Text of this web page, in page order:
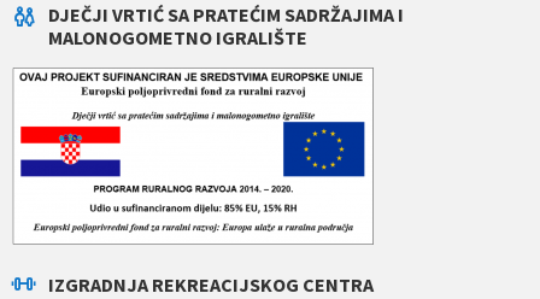
DJEČJI VRTIĆ SA PRATEĆIM SADRŽAJIMA I
MALONOGOMETNO IGRALIŠTE
IZGRADNJA REKREACIJSKOG CENTRA